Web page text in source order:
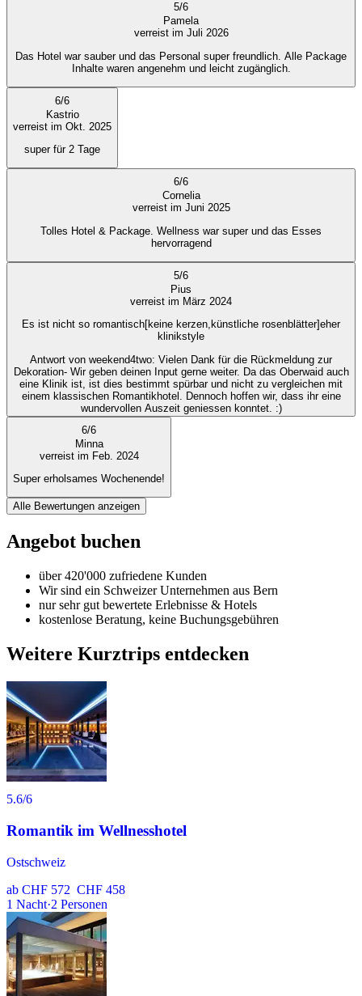
5/6
Pamela
verreist im Juli 2026
Das Hotel war sauber und das Personal super freundlich. Alle Package
Inhalte waren angenehm und leicht zugänglich.
6/6
Kastrio
verreist im Okt. 2025
super für 2 Tage
6/6
Cornelia
verreist im Juni 2025
Tolles Hotel & Package. Wellness war super und das Esses
hervorragend
5/6
Pius
verreist im März 2024
Es ist nicht so romantisch[keine kerzen,künstliche rosenblätter]eher
klinikstyle
Antwort von weekend4two: Vielen Dank für die Rückmeldung zur
Dekoration- Wir geben deinen Input gerne weiter. Da das Oberwaid auch
eine Klinik ist, ist dies bestimmt spürbar und nicht zu vergleichen mit
einem klassischen Romantikhotel. Dennoch hoffen wir, dass ihr eine
wundervollen Auszeit geniessen konntet. :)
6/6
Minna
verreist im Feb. 2024
Super erholsames Wochenende!
Alle Bewertungen anzeigen
Angebot buchen
über 420'000 zufriedene Kunden
Wir sind ein Schweizer Unternehmen aus Bern
nur sehr gut bewertete Erlebnisse & Hotels
kostenlose Beratung, keine Buchungsgebühren
Weitere Kurztrips entdecken
5.6/6
Romantik im Wellnesshotel
Ostschweiz
ab CHF 572 CHF 458
1 Nacht·2 Personen